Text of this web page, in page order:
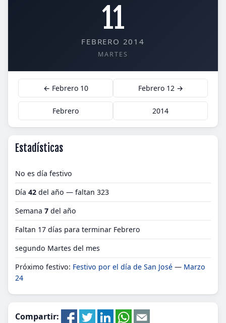
11
FEBRERO 2014
MARTES
← Febrero 10 Febrero 12 →
Febrero 2014
Estadísticas
No es día festivo
Día 42 del año — faltan 323
Semana 7 del año
Faltan 17 días para terminar Febrero
segundo Martes del mes
Próximo festivo: Festivo por el día de San José — Marzo
24
Compartir: